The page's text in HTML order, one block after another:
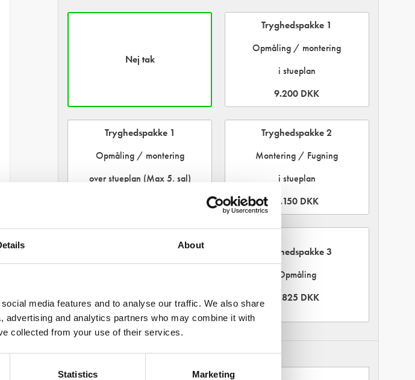
About
media features and to analyse our traffic. We also share
and analytics partners who may combine it with
collected from your use of their services.
Statistics Marketing
Nej tak
Tryghedspakke 1
Opmåling / montering
i stueplan
9.200 DKK
Tryghedspakke 1
Opmåling / montering
over stueplan (Max 5. sal)
Tryghedspakke 2
Montering / Fugning
i stueplan
6.150 DKK
Montering / Fugning
9.075 DKK
Tryghedspakke 3
Opmåling
3.825 DKK
Kommentar: